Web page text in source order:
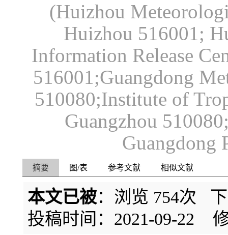
(Huizhou
Huizhou 516001;
Information Release
516001;Guangdong
510080;Institute of
Guangzhou
Guangdong
摘要 图/表 参考文献 相似文献
本文已被：浏览 754次
投稿时间：2021-09-22